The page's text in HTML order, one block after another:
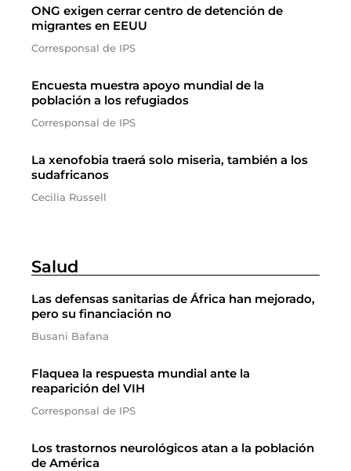
ONG exigen cerrar centro de detención de
migrantes en EEUU
Corresponsal de IPS
Encuesta muestra apoyo mundial de la
población a los refugiados
Corresponsal de IPS
La xenofobia traerá solo miseria, también a los
sudafricanos
Cecilia Russell
Salud
Las defensas sanitarias de África han mejorado,
pero su financiación no
Busani Bafana
Flaquea la respuesta mundial ante la
reaparición del VIH
Corresponsal de IPS
Los trastornos neurológicos atan a la población
de América